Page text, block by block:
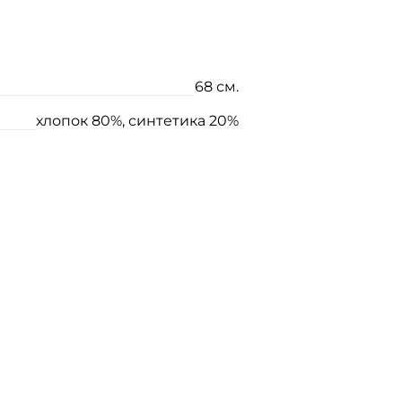
68 см.
хлопок 80%, синтетика 20%